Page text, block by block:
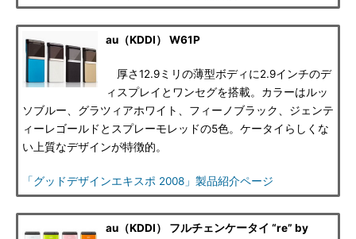
au（KDDI） W61P
厚さ12.9ミリの薄型ボディに2.9インチのデ
ィスプレイとワンセグを搭載。カラーはルッ
ソブルー、グラツィアホワイト、フィーノブラック、ジェンテ
ィーレゴールドとスプレーモレッドの5色。ケータイらしくな
い上質なデザインが特徴的。
「グッドデザインエキスポ 2008」製品紹介ページ
au（KDDI） フルチェンケータイ “re” by